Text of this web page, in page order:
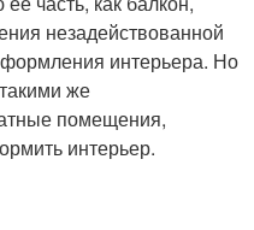
незадействованной
интерьера. Но
же
помещения,
интерьер.